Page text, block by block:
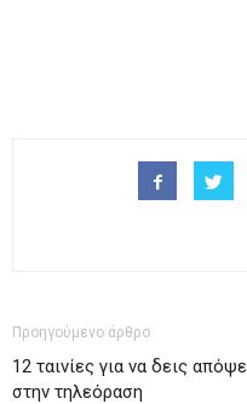
Προηγούμενο άρθρο
12 ταινίες για να δεις απόψε
στην τηλεόραση